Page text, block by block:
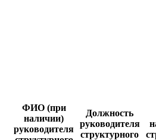
ФИО (при
наличии)
руководителя
Должность
руководителя
структурного